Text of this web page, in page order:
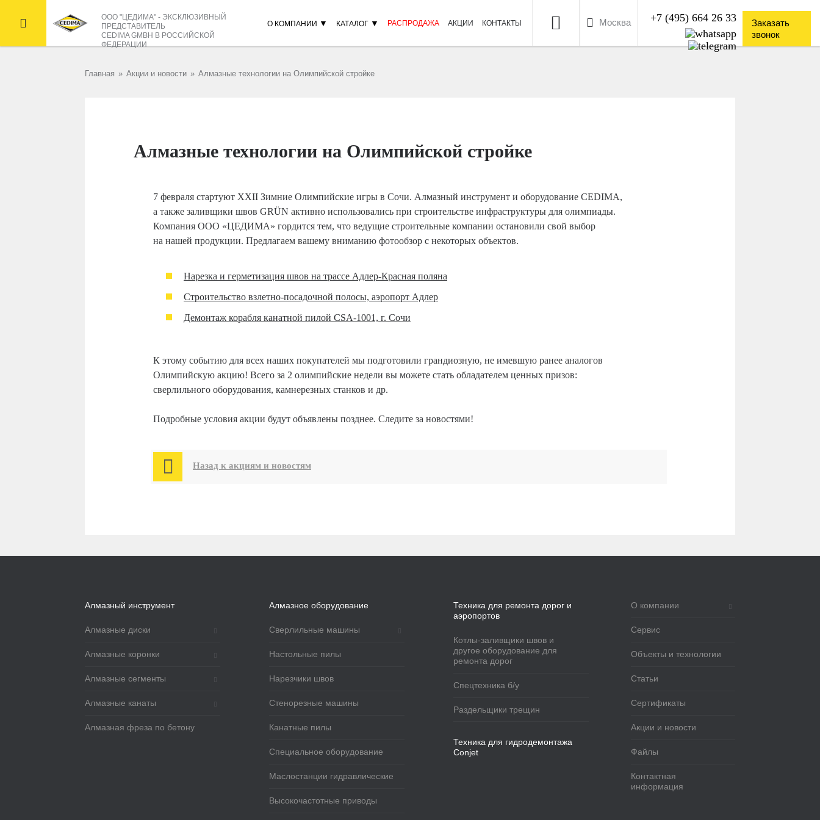

ООО "ЦЕДИМА" - ЭКСКЛЮЗИВНЫЙ
ПРЕДСТАВИТЕЛЬ
CEDIMA GMBH В РОССИЙСКОЙ
ФЕДЕРАЦИИ
О КОМПАНИИ ▼ КАТАЛОГ ▼ РАСПРОДАЖА АКЦИИ КОНТАКТЫ
Заказать
звонок
+7 (495) 664 26 33
 Москва

Главная » Акции и новости » Алмазные технологии на Олимпийской стройке
Алмазные технологии на Олимпийской стройке
7 февраля стартуют XXII Зимние Олимпийские игры в Сочи. Алмазный инструмент и оборудование CEDIMA,
а также заливщики швов GRÜN активно использовались при строительстве инфраструктуры для олимпиады.
Компания ООО «ЦЕДИМА» гордится тем, что ведущие строительные компании остановили свой выбор
на нашей продукции. Предлагаем вашему вниманию фотообзор с некоторых объектов.
Нарезка и герметизация швов на трассе Адлер-Красная поляна
Cтроительство взлетно-посадочной полосы, аэропорт Адлер
Демонтаж корабля канатной пилой CSA-1001, г. Сочи
К этому событию для всех наших покупателей мы подготовили грандиозную, не имевшую ранее аналогов
Олимпийскую акцию! Всего за 2 олимпийские недели вы можете стать обладателем ценных призов:
сверлильного оборудования, камнерезных станков и др.
Подробные условия акции будут объявлены позднее. Следите за новостями!
 Назад к акциям и новостям
Алмазный инструмент
Алмазные диски
Алмазные коронки
Алмазные сегменты
Алмазные канаты
Алмазная фреза по бетону
Алмазное оборудование
Сверлильные машины
Настольные пилы
Нарезчики швов
Стенорезные машины
Канатные пилы
Специальное оборудование
Маслостанции гидравлические
Высокочастотные приводы
Техника для ремонта дорог и
аэропортов
Котлы-заливщики швов и
другое оборудование для
ремонта дорог
Спецтехника б/у
Раздельщики трещин
Техника для гидродемонтажа
Conjet
О компании
Сервис
Объекты и технологии
Статьи
Сертификаты
Акции и новости
Файлы
Контактная
информация